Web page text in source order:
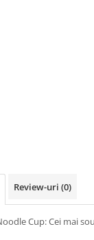
Review-uri (0)
Cup: Cei mai